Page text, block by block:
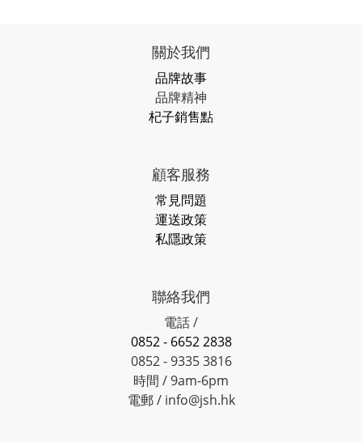
關於我們
品牌故事
品牌精神
杞子銷售點
顧客服務
常見問題
運送政策
私隱政策
聯絡我們
電話 /
0852 - 6652 2838
0852 - 9335 3816
時間 / 9am-6pm
電郵 / info@jsh.hk